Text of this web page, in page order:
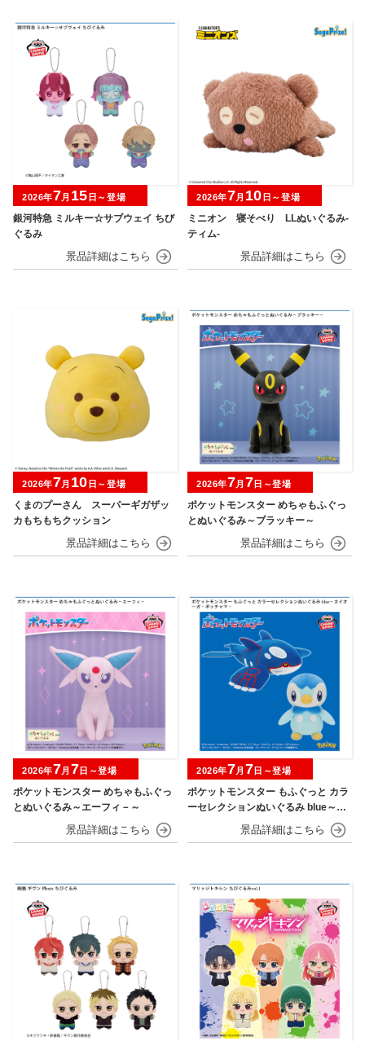
銀河特急 ミルキー☆サブウェイ ちび
ぐるみ
2026年7月 15 日～登場
ミニオン 寝そべり LLぬいぐるみ‐
ティム‐
2026年7月 10 日～登場
くまのプーさん スーパーギガザッ
カもちもちクッション
2026年7月 10 日～登場
ポケットモンスター めちゃもふぐっ
とぬいぐるみ～ブラッキー～
2026年7月 7日～登場
ポケットモンスター めちゃもふぐっ
とぬいぐるみ～エーフィ－～
2026年7月 7 日～登場
ポケットモンスター もふぐっと カラ
ーセレクションぬいぐるみ blue～カ
イオーガ・ポッチャマ～
2026年7月 7 日～登場